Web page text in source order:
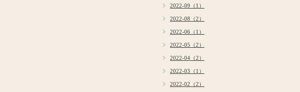
2022-09（1）
2022-08（2）
2022-06（1）
2022-05（2）
2022-04（2）
2022-03（1）
2022-02（2）